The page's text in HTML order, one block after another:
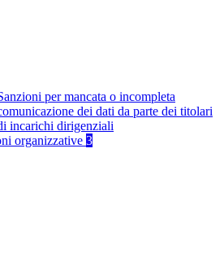
per mancata o incompleta
dei dati da parte dei titolari
incarichi dirigenziali
organizzative 3